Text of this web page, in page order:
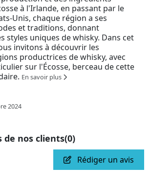
à l'Irlande, en passant par le
Unis, chaque région a ses
et traditions, donnant
styles uniques de whisky. Dans cet
invitons à découvrir les
productrices de whisky, avec
sur l'Écosse, berceau de cette
En savoir plus
2024
de nos clients(0)
Rédiger un avis